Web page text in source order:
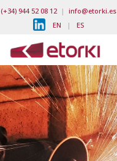
(+34) 944 52 08 12| info@etorki.es
EN | ES